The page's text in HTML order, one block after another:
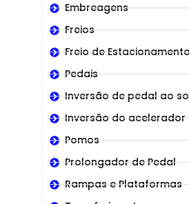
Embreagens
Freios
Freio de
Pedais
Inversão de pedal ao
Inversão do acelerador
Pomos
Prolongador de Pedal
Rampas e Plataformas